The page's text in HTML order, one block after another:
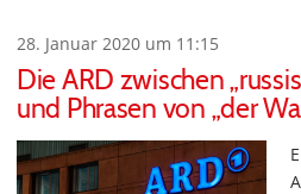
28. Januar 2020 um 11:15
Die ARD zwischen
und Phrasen von „der